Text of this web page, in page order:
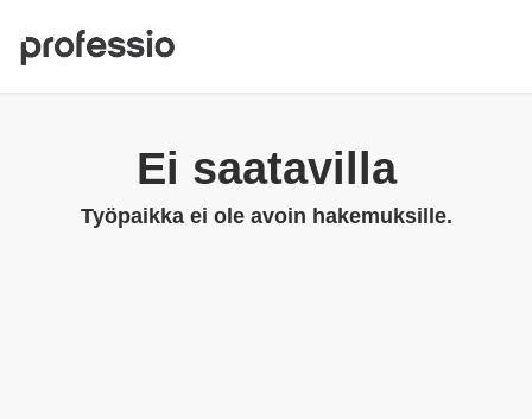
Ei saatavilla
Työpaikka ei ole avoin hakemuksille.